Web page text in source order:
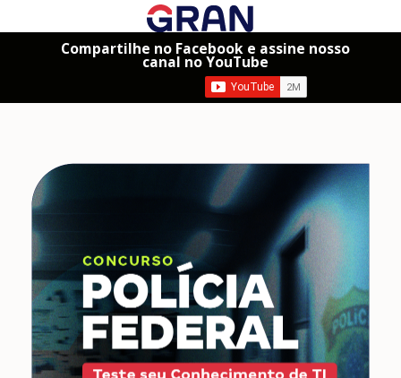
Compartilhe no Facebook e assine nosso
canal no YouTube